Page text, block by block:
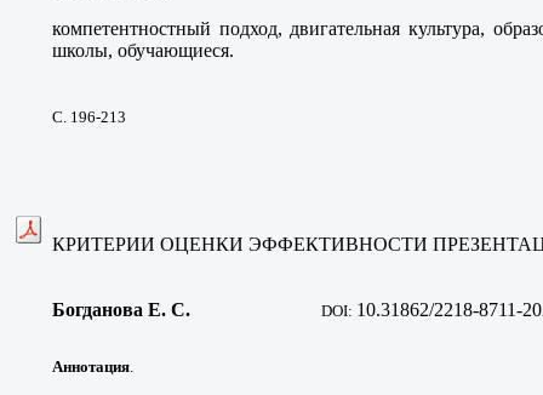
компетентностный подход, двигательная культура,
школы, обучающиеся.
С. 196-213
КРИТЕРИИ ОЦЕНКИ ЭФФЕКТИВНОСТИ
Богданова Е. С. DOI: 10.31862/2218-8711-
Аннотация.